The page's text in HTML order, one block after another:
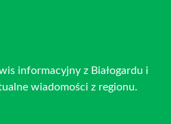
informacyjny z Białogardu i
wiadomości z regionu.